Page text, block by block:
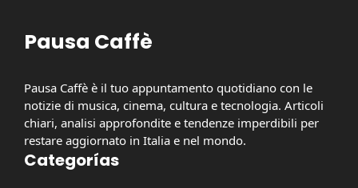
Pausa Caffè
Pausa Caffè è il tuo appuntamento quotidiano con le
notizie di musica, cinema, cultura e tecnologia. Articoli
chiari, analisi approfondite e tendenze imperdibili per
restare aggiornato in Italia e nel mondo.
Categorías